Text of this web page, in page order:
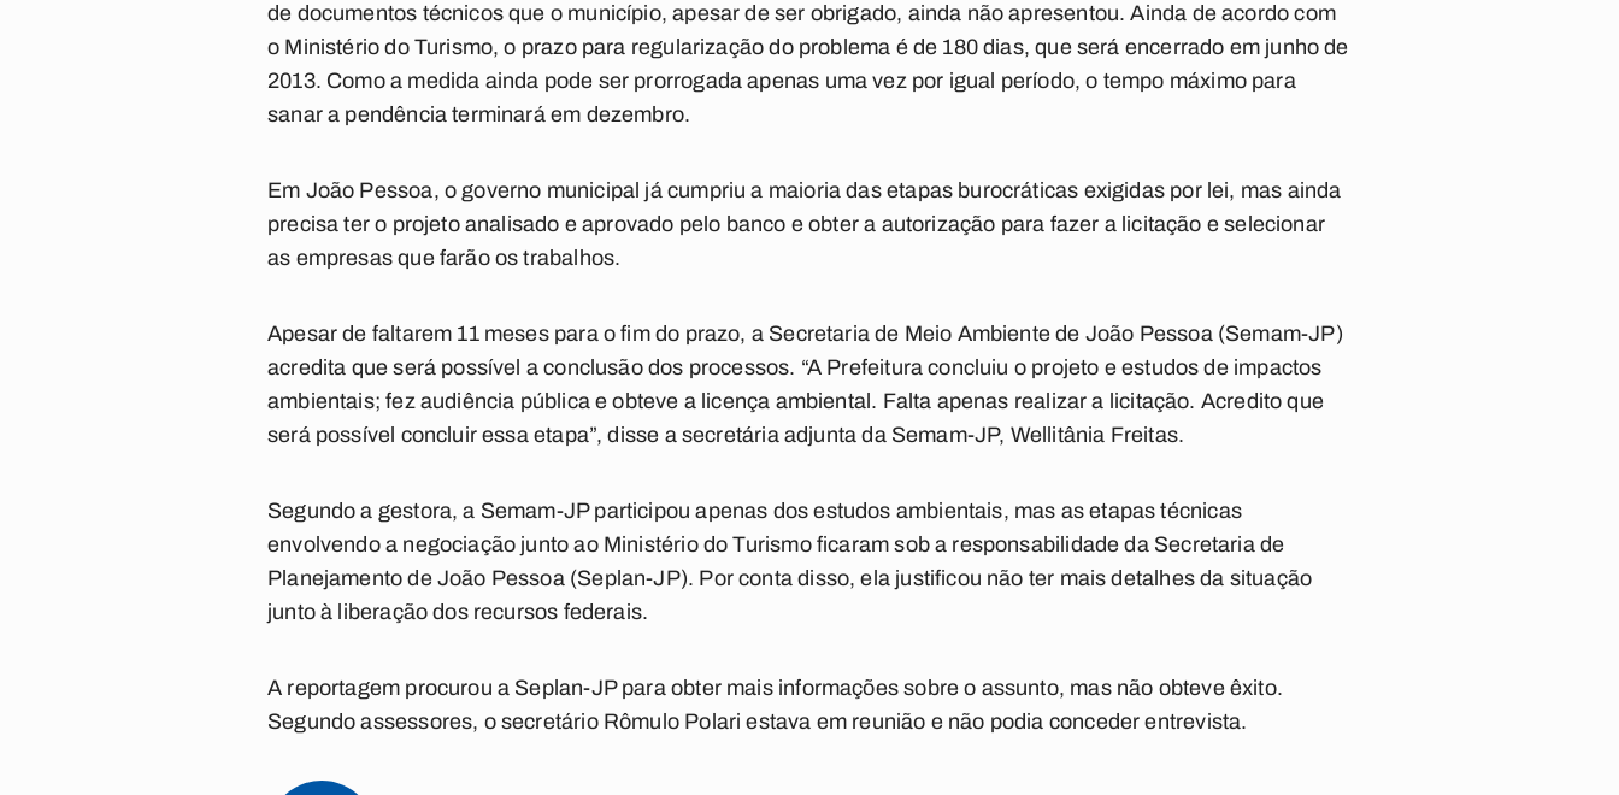
de documentos técnicos que o município, apesar de ser obrigado, ainda não apresentou. Ainda de acordo com
o Ministério do Turismo, o prazo para regularização do problema é de 180 dias, que será encerrado em junho de
2013. Como a medida ainda pode ser prorrogada apenas uma vez por igual período, o tempo máximo para
sanar a pendência terminará em dezembro.
Em João Pessoa, o governo municipal já cumpriu a maioria das etapas burocráticas exigidas por lei, mas ainda
precisa ter o projeto analisado e aprovado pelo banco e obter a autorização para fazer a licitação e selecionar
as empresas que farão os trabalhos.
Apesar de faltarem 11 meses para o fim do prazo, a Secretaria de Meio Ambiente de João Pessoa (Semam-JP)
acredita que será possível a conclusão dos processos. “A Prefeitura concluiu o projeto e estudos de impactos
ambientais; fez audiência pública e obteve a licença ambiental. Falta apenas realizar a licitação. Acredito que
será possível concluir essa etapa”, disse a secretária adjunta da Semam-JP, Wellitânia Freitas.
Segundo a gestora, a Semam-JP participou apenas dos estudos ambientais, mas as etapas técnicas
envolvendo a negociação junto ao Ministério do Turismo ficaram sob a responsabilidade da Secretaria de
Planejamento de João Pessoa (Seplan-JP). Por conta disso, ela justificou não ter mais detalhes da situação
junto à liberação dos recursos federais.
A reportagem procurou a Seplan-JP para obter mais informações sobre o assunto, mas não obteve êxito.
Segundo assessores, o secretário Rômulo Polari estava em reunião e não podia conceder entrevista.